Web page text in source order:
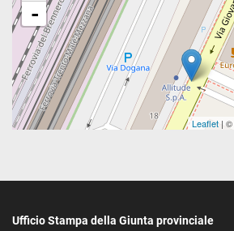
-
Leaflet | ©
Ufficio Stampa della Giunta provinciale